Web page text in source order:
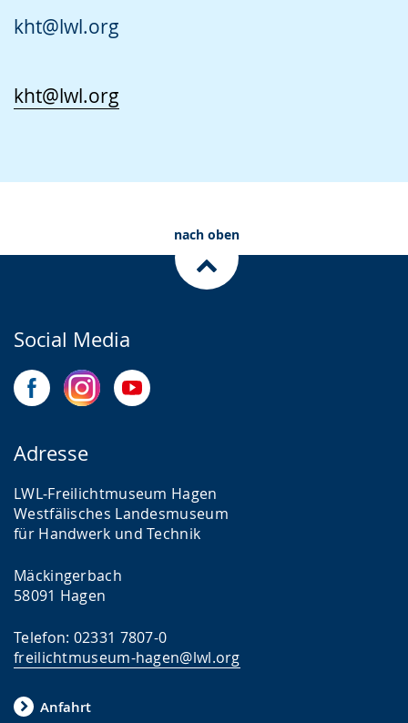
kht@lwl.org
kht@lwl.org
nach oben
Social Media
Adresse
LWL-Freilichtmuseum Hagen
Westfälisches Landesmuseum
für Handwerk und Technik
Mäckingerbach
58091 Hagen
Telefon: 02331 7807-0
freilichtmuseum-hagen@lwl.org
Anfahrt